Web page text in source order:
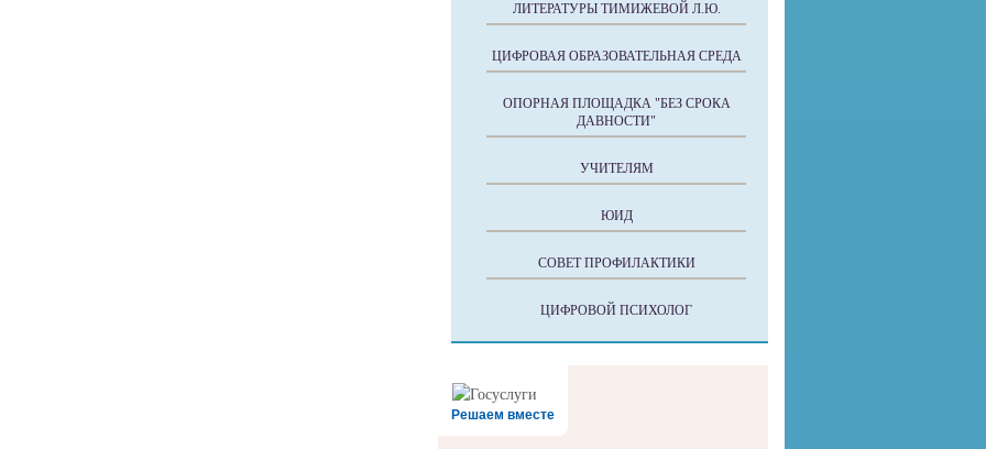
ЛИТЕРАТУРЫ ТИМИЖЕВОЙ Л.Ю.
ЦИФРОВАЯ ОБРАЗОВАТЕЛЬНАЯ СРЕДА
ОПОРНАЯ ПЛОЩАДКА "БЕЗ СРОКА
ДАВНОСТИ"
УЧИТЕЛЯМ
ЮИД
СОВЕТ ПРОФИЛАКТИКИ
ЦИФРОВОЙ ПСИХОЛОГ
Решаем вместе